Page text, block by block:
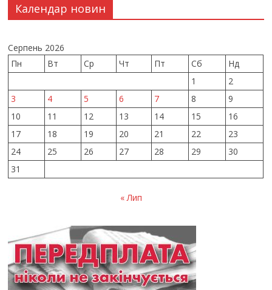
Календар новин
Серпень 2026
Пн
Вт Ср Чт Пт Сб
Нд
1
2
3
4 5 6 7 8
9
10
11 12 13 14 15
16
17
18 19 20 21 22
23
24
25 26 27 28 29
30
31
« Лип